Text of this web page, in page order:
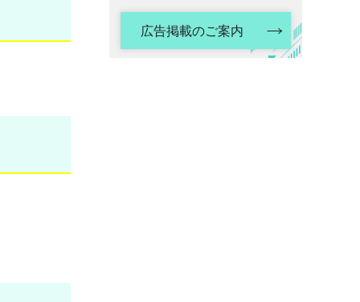
広告掲載のご案内